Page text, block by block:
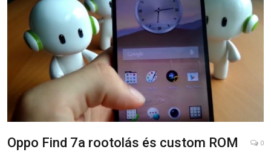
Oppo Find 7a rootolás és custom ROM
0